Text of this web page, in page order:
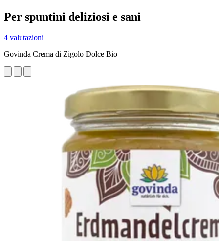
Per spuntini deliziosi e sani
4 valutazioni
Govinda Crema di Zigolo Dolce Bio